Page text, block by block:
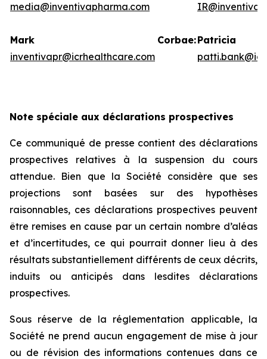
media@inventivapharma.com
Mark Corbae:
inventivapr@icrhealthcare.com
Note spéciale aux déclarations prospectives
Ce communiqué de presse contient des déclarations
prospectives relatives à la suspension du cours
attendue. Bien que la Société considère que ses
projections sont basées sur des hypothèses
raisonnables, ces déclarations prospectives peuvent
être remises en cause par un certain nombre d’aléas
et d’incertitudes, ce qui pourrait donner lieu à des
résultats substantiellement différents de ceux décrits,
induits ou anticipés dans lesdites déclarations
prospectives.
Sous réserve de la réglementation applicable, la
Société ne prend aucun engagement de mise à jour
ou de révision des informations contenues dans ce